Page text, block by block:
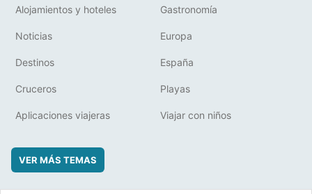
Alojamientos y hoteles Gastronomía
Noticias Europa
Destinos España
Cruceros Playas
Aplicaciones viajeras Viajar con niños
VER MÁS TEMAS